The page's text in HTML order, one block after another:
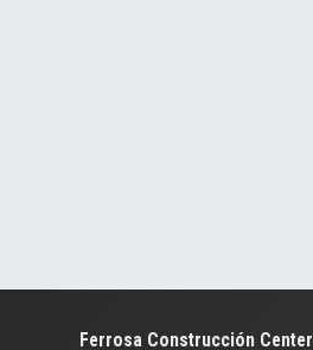
Ferrosa Construcción Center